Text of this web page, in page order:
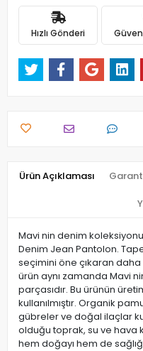
Hızlı Gönderi
Ürün Açıklaması
Mavi nin denim
Denim Jean Pantolon.
seçimini öne çıkaran
ürün aynı zamanda Mavi
parçasıdır. Bu ürünün
kullanılmıştır. Organik
gübreler ve doğal ilaçlar
olduğu toprak, su ve hava
hem doğayı hem de